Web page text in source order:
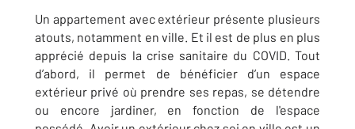
Un appartement avec extérieur présente plusieurs
atouts, notamment en ville. Et il est de plus en plus
apprécié depuis la crise sanitaire du COVID. Tout
d’abord, il permet de bénéficier d’un espace
extérieur privé où prendre ses repas, se détendre
ou encore jardiner, en fonction de l'espace